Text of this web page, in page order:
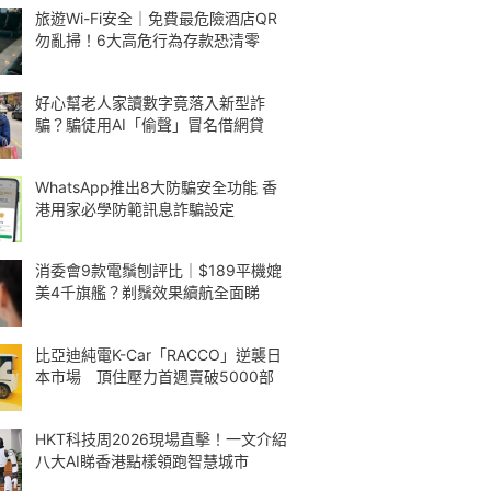
旅遊Wi-Fi安全｜免費最危險酒店QR
勿亂掃！6大高危行為存款恐清零
好心幫老人家讀數字竟落入新型詐
騙？騙徒用AI「偷聲」冒名借網貸
WhatsApp推出8大防騙安全功能 香
港用家必學防範訊息詐騙設定
消委會9款電鬚刨評比｜$189平機媲
美4千旗艦？剃鬚效果續航全面睇
比亞迪純電K-Car「RACCO」逆襲日
本市場 頂住壓力首週賣破5000部
HKT科技周2026現場直擊！一文介紹
八大AI睇香港點樣領跑智慧城市